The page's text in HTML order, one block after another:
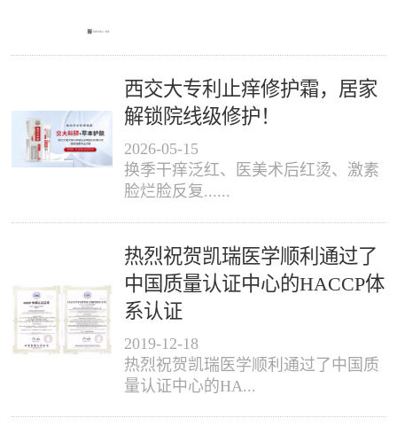
西交大专利止痒修护霜，居家
解锁院线级修护！
2026-05-15
换季干痒泛红、医美术后红烫、激素
脸烂脸反复......
热烈祝贺凯瑞医学顺利通过了
中国质量认证中心的HACCP体
系认证
2019-12-18
热烈祝贺凯瑞医学顺利通过了中国质
量认证中心的HA...